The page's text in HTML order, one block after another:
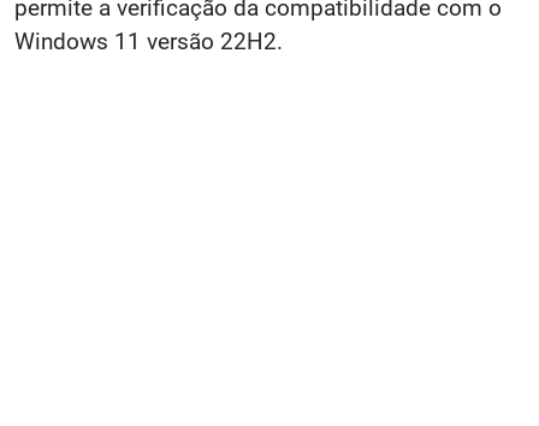
permite a verificação da compatibilidade com o
Windows 11 versão 22H2.